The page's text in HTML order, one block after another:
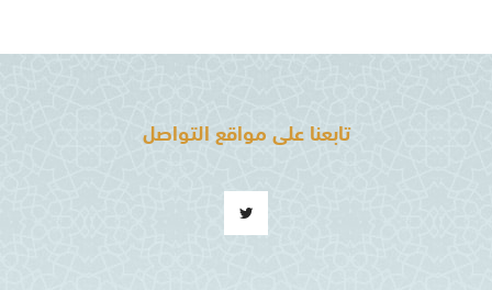
تابعنا على مواقع التواصل